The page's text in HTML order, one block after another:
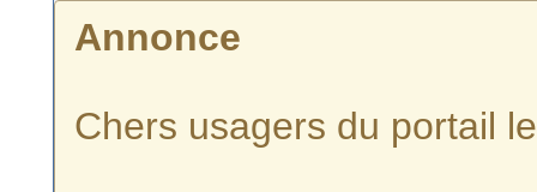
Annonce
Chers usagers du portail